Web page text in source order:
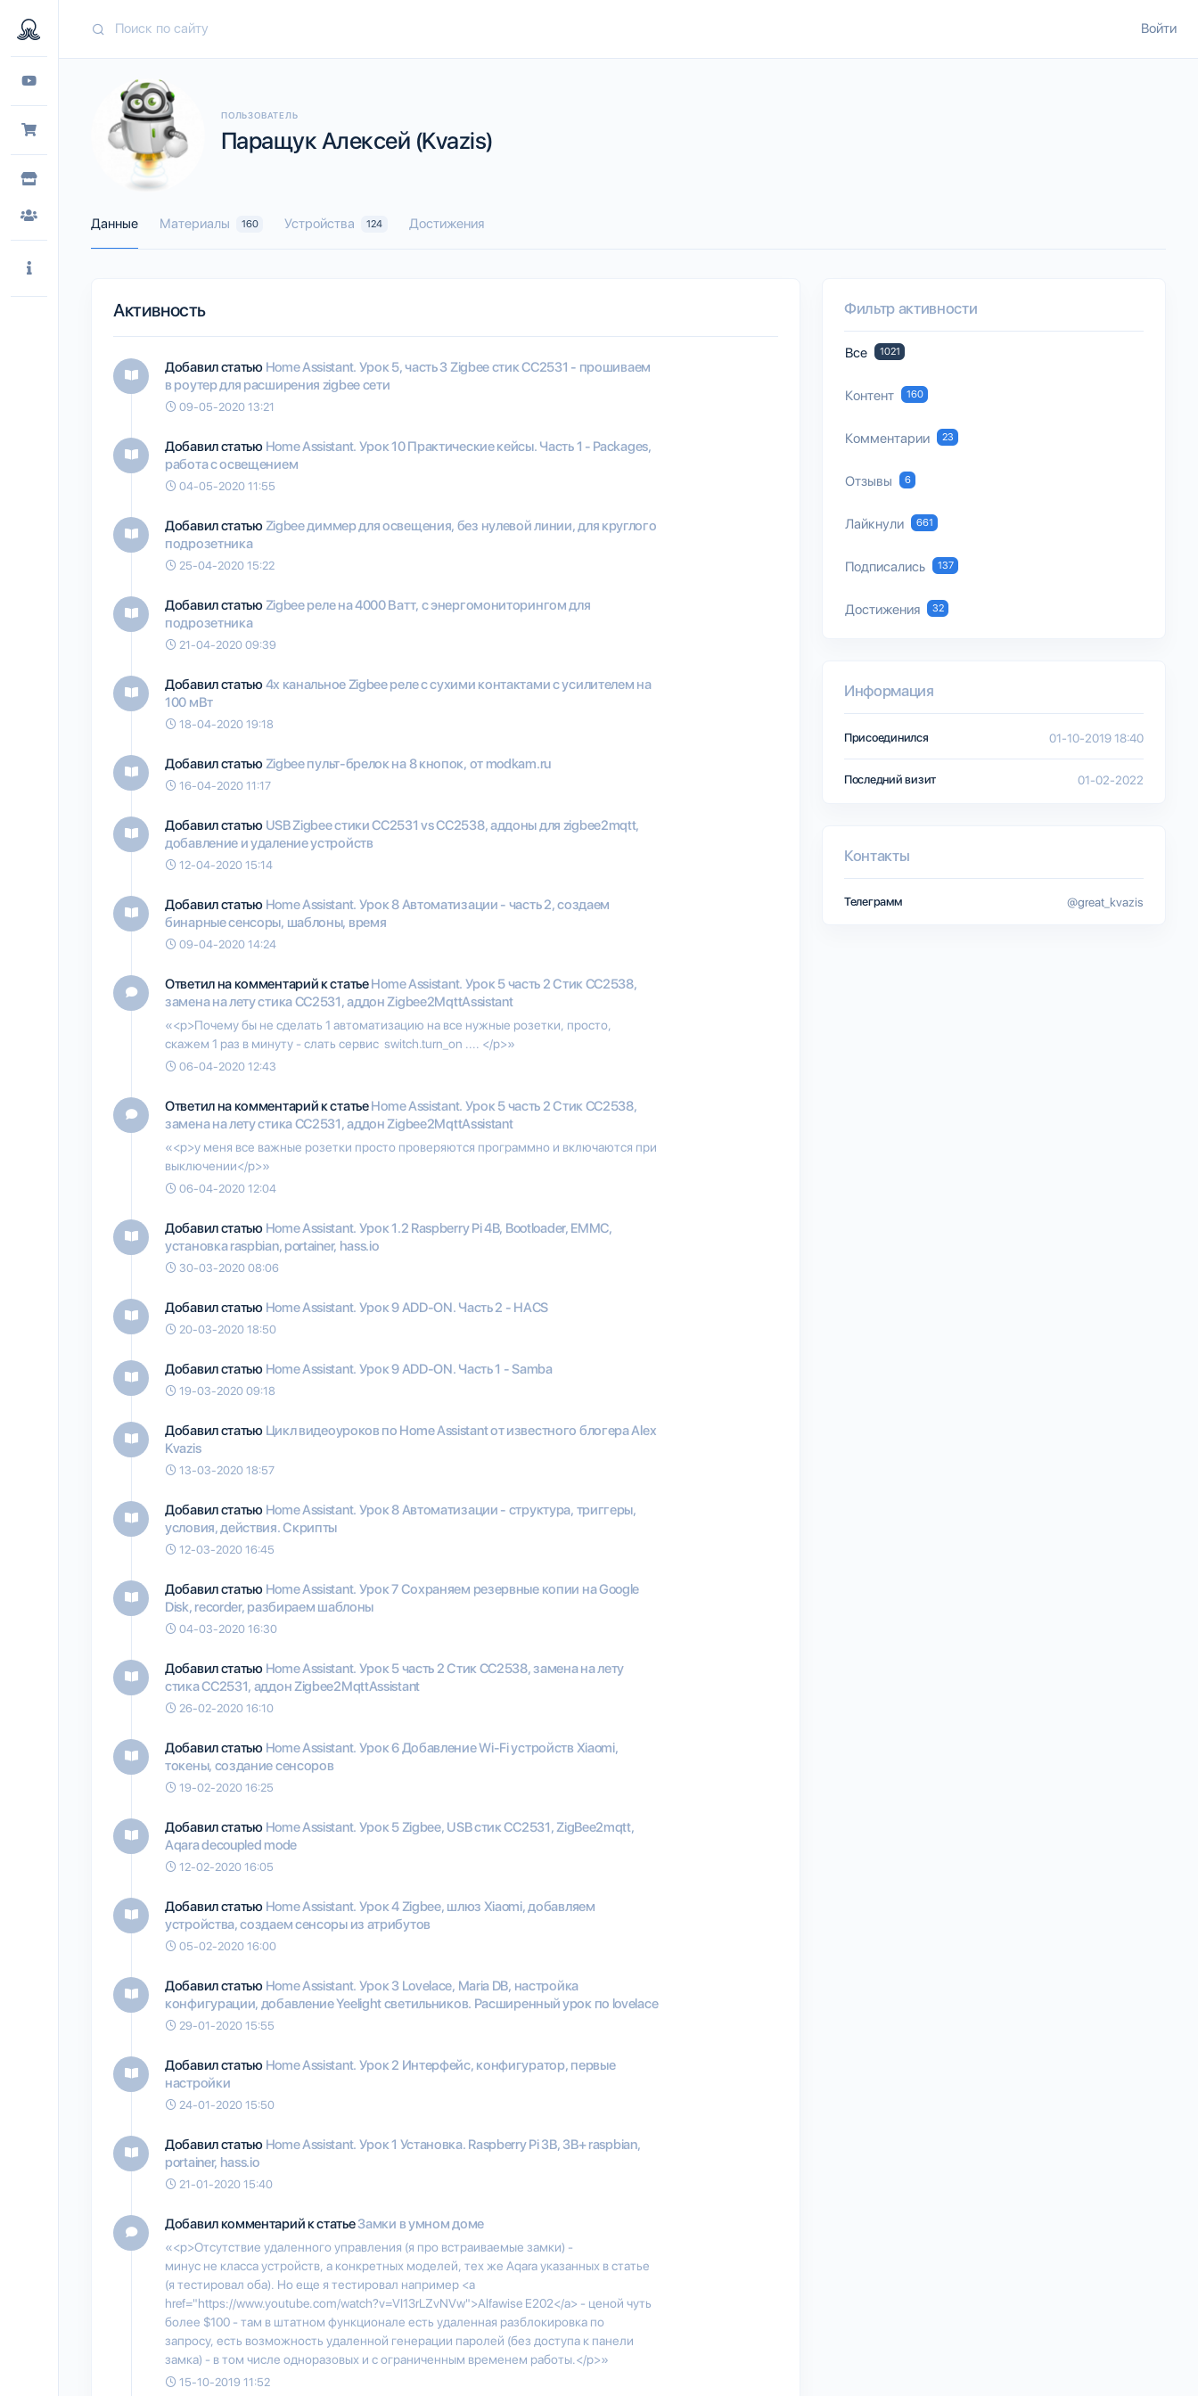
Войти
ПОЛЬЗОВАТЕЛЬ
Паращук Алексей (Kvazis)
Данные Материалы 160 Устройства 124 Достижения
Активность
Добавил статью Home Assistant. Урок 5, часть 3 Zigbee стик CC2531 - прошиваем
в роутер для расширения zigbee сети
09-05-2020 13:21
Добавил статью Home Assistant. Урок 10 Практические кейсы. Часть 1 - Packages,
работа с освещением
04-05-2020 11:55
Добавил статью Zigbee диммер для освещения, без нулевой линии, для круглого
подрозетника
25-04-2020 15:22
Добавил статью Zigbee реле на 4000 Ватт, с энергомониторингом для
подрозетника
21-04-2020 09:39
Добавил статью4х канальное Zigbee реле с сухими контактами с усилителем на
100 мВт
18-04-2020 19:18
Добавил статью Zigbee пульт-брелок на 8 кнопок, от modkam.ru
16-04-2020 11:17
Добавил статью USB Zigbee стики CC2531 vs CC2538, аддоны для zigbee2mqtt,
добавление и удаление устройств
12-04-2020 15:14
Добавил статью Home Assistant. Урок 8 Автоматизации - часть 2, создаем
бинарные сенсоры, шаблоны, время
09-04-2020 14:24
Ответил на комментарий к статьеHome Assistant. Урок 5 часть 2 Стик CC2538,
замена на лету стика CC2531, аддон Zigbee2MqttAssistant
«<p>Почему бы не сделать 1 автоматизацию на все нужные розетки, просто,
скажем 1 раз в минуту - слать сервис switch.turn_on .... </p>»
06-04-2020 12:43
Ответил на комментарий к статьеHome Assistant. Урок 5 часть 2 Стик CC2538,
замена на лету стика CC2531, аддон Zigbee2MqttAssistant
«<p>у меня все важные розетки просто проверяются программно и включаются при
выключении</p>»
06-04-2020 12:04
Добавил статью Home Assistant. Урок 1.2 Raspberry Pi 4B, Bootloader, EMMC,
установка raspbian, portainer, hass.io
30-03-2020 08:06
Добавил статью Home Assistant. Урок 9 ADD-ON. Часть 2 - HACS
20-03-2020 18:50
Добавил статью Home Assistant. Урок 9 ADD-ON. Часть 1 - Samba
19-03-2020 09:18
Добавил статью Цикл видеоуроков по Home Assistant от известного блогера Alex
Kvazis
13-03-2020 18:57
Добавил статью Home Assistant. Урок 8 Автоматизации - структура, триггеры,
условия, действия. Скрипты
12-03-2020 16:45
Добавил статью Home Assistant. Урок 7 Сохраняем резервные копии на Google
Disk, recorder, разбираем шаблоны
04-03-2020 16:30
Добавил статью Home Assistant. Урок 5 часть 2 Стик CC2538, замена на лету
стика CC2531, аддон Zigbee2MqttAssistant
26-02-2020 16:10
Добавил статью Home Assistant. Урок 6 Добавление Wi-Fi устройств Xiaomi,
токены, создание сенсоров
19-02-2020 16:25
Добавил статью Home Assistant. Урок 5 Zigbee, USB стик CC2531, ZigBee2mqtt,
Aqara decoupled mode
12-02-2020 16:05
Добавил статью Home Assistant. Урок 4 Zigbee, шлюз Xiaomi, добавляем
устройства, создаем сенсоры из атрибутов
05-02-2020 16:00
Добавил статью Home Assistant. Урок 3 Lovelace, Maria DB, настройка
конфигурации, добавление Yeelight светильников. Расширенный урок по lovelace
29-01-2020 15:55
Добавил статью Home Assistant. Урок 2 Интерфейс, конфигуратор, первые
настройки
24-01-2020 15:50
Добавил статью Home Assistant. Урок 1 Установка. Raspberry Pi 3B, 3B+ raspbian,
portainer, hass.io
21-01-2020 15:40
Добавил комментарий к статьеЗамки в умном доме
«<p>Отсутствие удаленного управления (я про встраиваемые замки) -
минус не класса устройств, а конкретных моделей, тех же Aqara указанных в статье
(я тестировал оба). Но еще я тестировал например <a
href="https://www.youtube.com/watch?v=VI13rLZvNVw">Alfawise E202</a> - ценой чуть
более $100 - там в штатном функционале есть удаленная разблокировка по
запросу, есть возможность удаленной генерации паролей (без доступа к панели
замка) - в том числе одноразовых и с ограниченным временем работы.</p>»
15-10-2019 11:52
Фильтр активности
Все 1021
Контент 160
Комментарии 23
Отзывы 6
Лайкнули 661
Подписались 137
Достижения 32
Информация
Присоединился 01-10-2019 18:40
Последний визит 01-02-2022
Контакты
Телеграмм @great_kvazis